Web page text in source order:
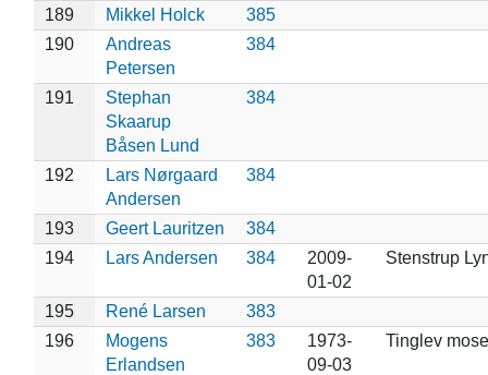
189
Mikkel Holck
385
190
Andreas
Petersen
384
191
Stephan
Skaarup
Båsen Lund
384
192
Lars Nørgaard
Andersen
384
193 Geert Lauritzen
384
194
Lars Andersen 384
2009-
01-02
Stenstrup
195 René Larsen
383
196
Mogens
Erlandsen
383
1973-
09-03
Tinglev mose